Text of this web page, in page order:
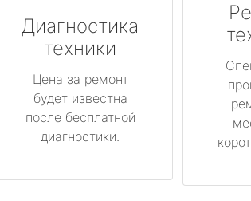
Диагностика
техники
Цена за ремонт
будет известна
после бесплатной
диагностики.